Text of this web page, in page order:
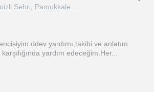
Sehri, Pamukkale...
ödev yardımı,takibi ve anlatım
yardım edeceğim.Her...